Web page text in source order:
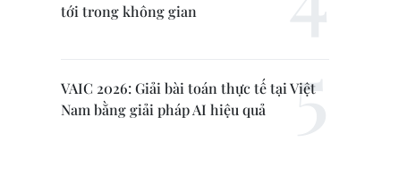
tới trong không gian
VAIC 2026: Giải bài toán thực tế tại Việt
Nam bằng giải pháp AI hiệu quả